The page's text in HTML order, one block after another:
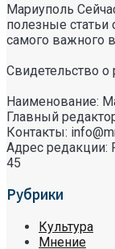
Мариуполь
полезные статьи
самого важного
Свидетельство
Наименование:
Главный
Контакты:
Адрес редакции:
45
Рубрики
Культура
Мнение